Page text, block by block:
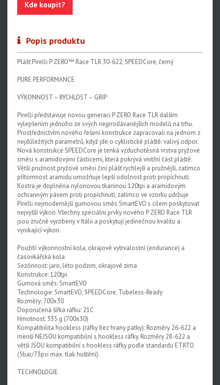
Kde koupit?
Popis produktu
Plášť Pirelli P ZERO™ Race TLR 30-622, SPEEDCore, černý
PURE PERFORMANCE
VÝKONNOST – RYCHLOST – GRIP
Pirelli představuje novou generaci P ZERO Race TLR dalším
vylepšením jednoho ze svých nejprodávanějších modelů na trhu.
Prostřednictvím nového řešení konstrukce zapracovali na jednom z
nejdůležitých parametrů, když jde o cyklistické pláště: valivý odpor.
Nová konstrukce SPEEDCore je tenká vzduchotěsná vrstva pryžové
směsi s aramidovými částicemi, která pokrývá vnitřní část pláště.
Větší pružnost pryžové směsi činí plášť rychlejší a pružnější, zatímco
přítomnost aramidu umožňuje lepší odolnost proti propíchnutí.
Kostra je doplněna nylonovou tkaninou 120tpi a aramidovým
ochranným pásem proti propíchnutí, zatímco ve vzorku udržuje
Pirelli nejmodernější gumovou směs SmartEVO s cílem poskytovat
nejvyšší výkon. Všechny speciální prvky nového P ZERO Race TLR
jsou zručně vyrobeny v Itálii a poskytují jedinečnou kvalitu a
vynikající výkon.
Použití: výkonnostní kola, okrajově vytrvalostní (endurance) a
časovkářská kola
Sezónnost: jaro, léto podzim, okrajově zima
Konstrukce: 120tpi
Gumová směs: SmartEVO
Technologie: SmartEVO, SPEEDCore, Tubeless-Ready
Rozměry: 700x30
Doporučená šířka ráfku: 21C
Hmotnost: 335 g (700x30)
Kompatibilita hookless (ráfky bez hrany patky): Rozměry 26-622 a
menší NEJSOU kompatibilní s hookless ráfky. Rozměry 28-622 a
větší JSOU kompatibilní s hookless ráfky podle standardu ETRTO
(5bar/73psi max. tlak huštění).
TECHNOLOGIE